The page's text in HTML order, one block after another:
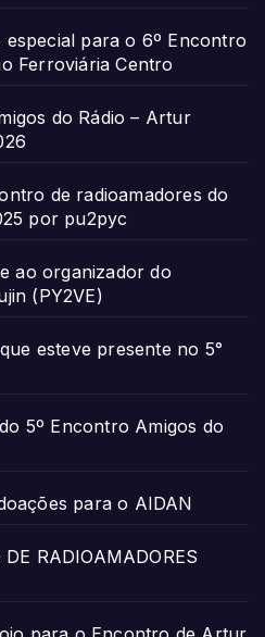
para o 6º Encontro
Ferroviária Centro
do Rádio – Artur
de radioamadores do
por pu2pyc
ao organizador do
(PY2VE)
esteve presente no 5°
5º Encontro Amigos do
para o AIDAN
RADIOAMADORES